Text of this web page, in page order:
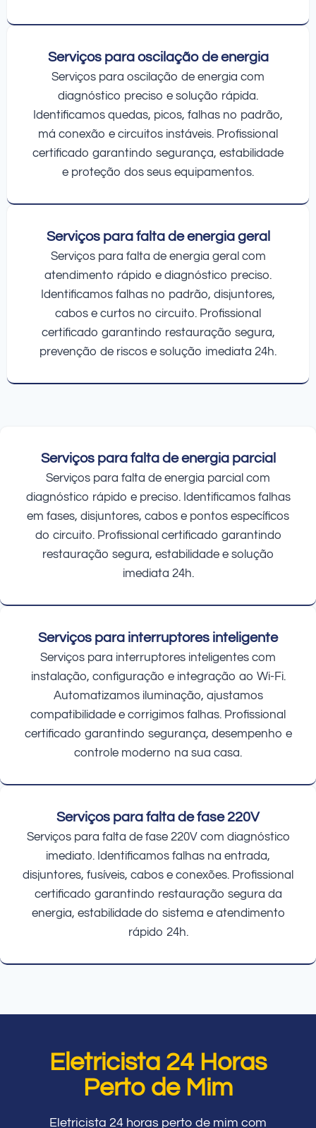
Serviços para oscilação de energia
Serviços para oscilação de energia com
diagnóstico preciso e solução rápida.
Identificamos quedas, picos, falhas no padrão,
má conexão e circuitos instáveis. Profissional
certificado garantindo segurança, estabilidade
e proteção dos seus equipamentos.
Serviços para falta de energia geral
Serviços para falta de energia geral com
atendimento rápido e diagnóstico preciso.
Identificamos falhas no padrão, disjuntores,
cabos e curtos no circuito. Profissional
certificado garantindo restauração segura,
prevenção de riscos e solução imediata 24h.
Serviços para falta de energia parcial
Serviços para falta de energia parcial com
diagnóstico rápido e preciso. Identificamos falhas
em fases, disjuntores, cabos e pontos específicos
do circuito. Profissional certificado garantindo
restauração segura, estabilidade e solução
imediata 24h.
Serviços para interruptores inteligente
Serviços para interruptores inteligentes com
instalação, configuração e integração ao Wi-Fi.
Automatizamos iluminação, ajustamos
compatibilidade e corrigimos falhas. Profissional
certificado garantindo segurança, desempenho e
controle moderno na sua casa.
Serviços para falta de fase 220V
Serviços para falta de fase 220V com diagnóstico
imediato. Identificamos falhas na entrada,
disjuntores, fusíveis, cabos e conexões. Profissional
certificado garantindo restauração segura da
energia, estabilidade do sistema e atendimento
rápido 24h.
Eletricista 24 Horas
Perto de Mim
Eletricista 24 horas perto de mim com